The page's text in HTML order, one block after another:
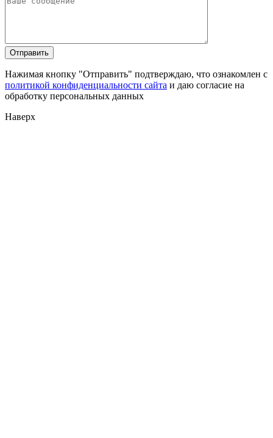
Нажимая кнопку "Отправить" подтверждаю, что ознакомлен с
политикой конфиденциальности сайта и даю согласие на
обработку персональных данных
Наверх